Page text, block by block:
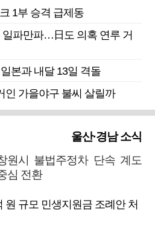
1부 승격 급제동
일파만파…日도 의혹 연루 거
본과 내달 13일 격돌
인 가을야구 불씨 살릴까
울산·경남 소식
원시 불법주정차 단속 계도
심 전환
원 규모 민생지원금 조례안 처